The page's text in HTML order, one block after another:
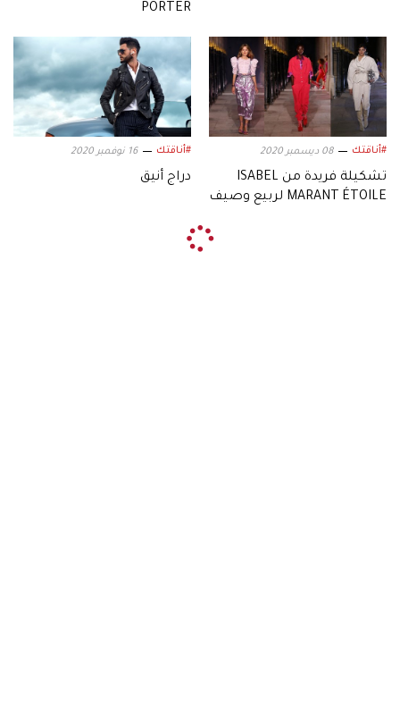
PORTER
#أناقتك 08 ديسمبر 2020
تشكيلة فريدة من ISABEL
MARANT ÉTOILE لربيع وصيف
#أناقتك 16 نوفمبر 2020
دراج أنيق